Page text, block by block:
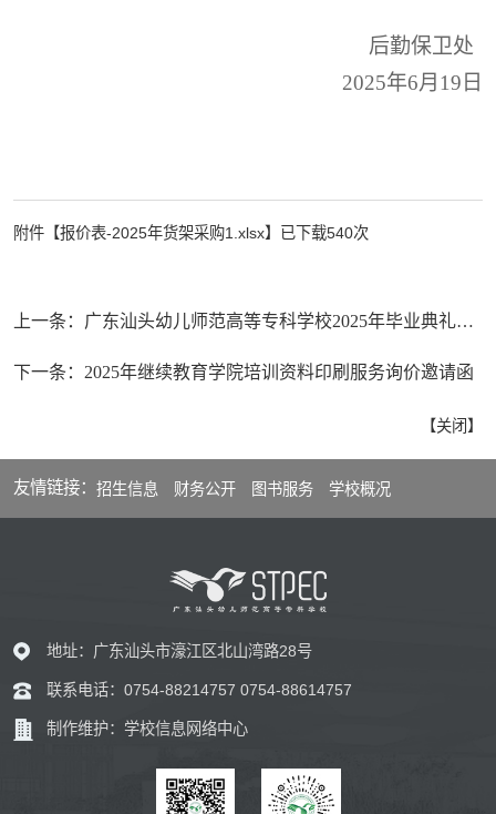
后勤保卫处
2025年6月 19 日
附件【报价表-2025年货架采购1.xlsx】已下载540次
上一条： 广东汕头幼儿师范高等专科学校2025年毕业典礼纪念衫采购项目询价邀请函
下一条： 2025年继续教育学院培训资料印刷服务询价邀请函
【关闭】
友情链接： 招生信息 财务公开 图书服务 学校概况
地址：广东汕头市濠江区北山湾路28号
联系电话：0754-88214757 0754-88614757
制作维护：学校信息网络中心